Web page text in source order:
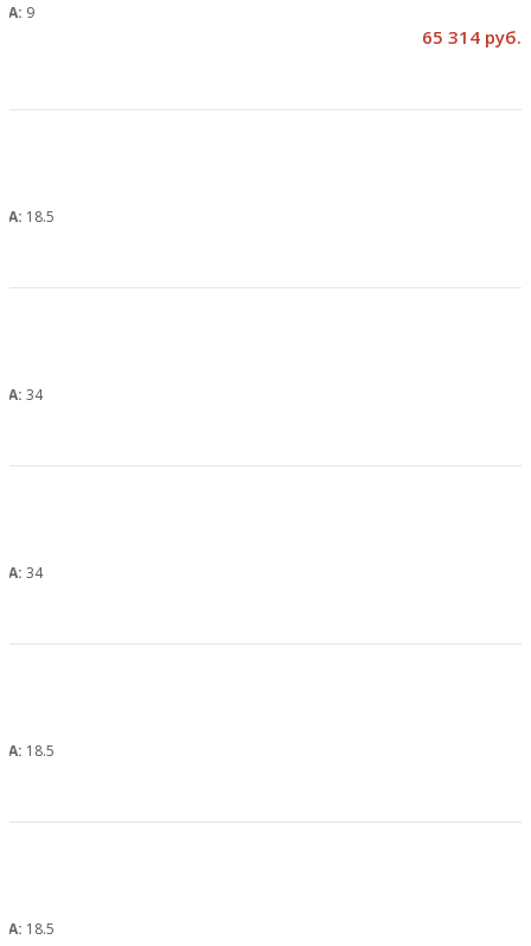
А: 9
65 314 руб.
А: 18.5
А: 34
А: 34
А: 18.5
А: 18.5